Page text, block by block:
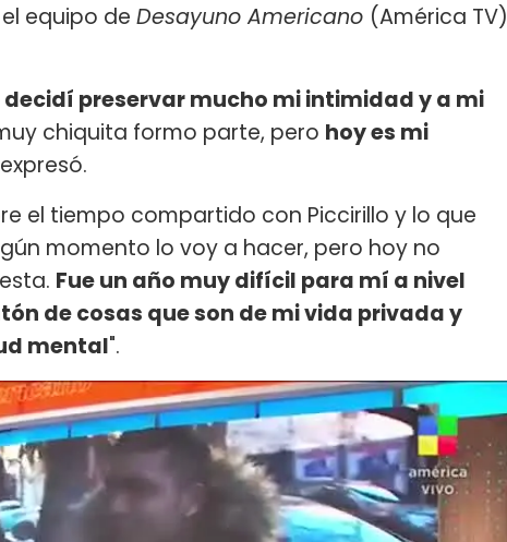
equipo de Desayuno Americano (América TV)
decidí preservar mucho mi intimidad y a mi
chiquita formo parte, pero hoy es mi
el tiempo compartido con Piccirillo y lo que
momento lo voy a hacer, pero hoy no
Fue un año muy difícil para mí a nivel
de cosas que son de mi vida privada y
mental".